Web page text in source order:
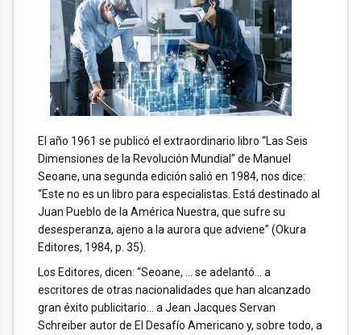
El año 1961 se publicó el extraordinario libro “Las Seis
Dimensiones de la Revolución Mundial” de Manuel
Seoane, una segunda edición salió en 1984, nos dice:
“Este no es un libro para especialistas. Está destinado al
Juan Pueblo de la América Nuestra, que sufre su
desesperanza, ajeno a la aurora que adviene” (Okura
Editores, 1984, p. 35).
Los Editores, dicen: “Seoane, … se adelantó… a
escritores de otras nacionalidades que han alcanzado
gran éxito publicitario… a Jean Jacques Servan
Schreiber autor de El Desafío Americano y, sobre todo, a